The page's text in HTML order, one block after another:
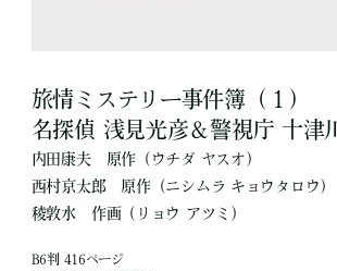
旅情ミステリー事件簿（１）
名探偵 浅見光彦＆警視庁 十津
内田康夫 原作 （ウチダ ヤスオ）
西村京太郎
原作（ニシムラ キョウタロウ）
稜敦水
作画 （リョウ アツミ）
B6判 416ページ